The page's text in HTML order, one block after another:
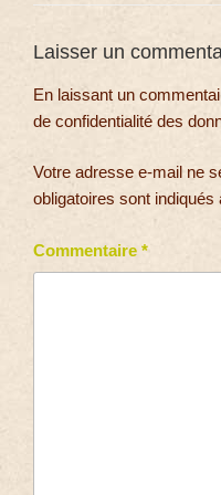
Laisser un
En laissant un
de confidentialité des
Votre adresse e-mail ne
obligatoires sont indiqués
Commentaire *